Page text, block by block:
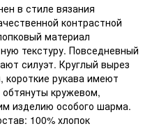
в стиле вязания
контрастной
материал
текстуру. Повседневный
силуэт. Круглый вырез
короткие рукава имеют
кружевом,
изделию особого шарма.
100% хлопок